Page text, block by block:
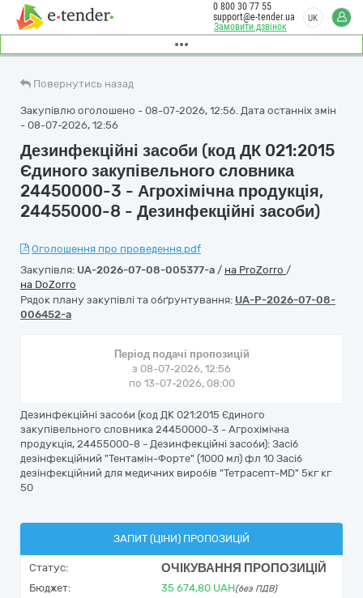
Замовити дзвінок
0 800 30 77 55
support@e-tender.ua
UK
Повернутись назад
Закупівлю оголошено - 08-07-2026, 12:56. Дата останніх змін
- 08-07-2026, 12:56
Дезинфекційні засоби (код ДК 021:2015
Єдиного закупівельного словника
24450000-3 - Агрохімічна продукція,
24455000-8 - Дезинфекційні засоби)
Оголошення про проведення.pdf
Закупівля: UA-2026-07-08-005377-a / на ProZorro /
на DoZorro
Рядок плану закупівлі та обґрунтування: UA-P-2026-07-08-
006452-a
Період подачі пропозицій
з 08-07-2026, 12:56
по 13-07-2026, 08:00
Дезинфекційні засоби (код ДК 021:2015 Єдиного
закупівельного словника 24450000-3 - Агрохімічна
продукція, 24455000-8 - Дезинфекційні засоби): Засіб
дезінфекційний "Тентамін-Форте" (1000 мл) фл 10 Засіб
дезінфекційний для медичних виробів "Тетрасепт-MD" 5кг кг
50
ЗАПИТ (ЦІНИ) ПРОПОЗИЦІЙ
Статус: ОЧІКУВАННЯ ПРОПОЗИЦІЙ
Бюджет: 35 674,80 UAH(без ПДВ)